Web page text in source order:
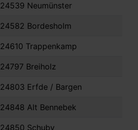
24539 Neumünster
24582 Bordesholm
24610 Trappenkamp
24797 Breiholz
24803 Erfde / Bargen
24848 Alt Bennebek
24850 Schuby